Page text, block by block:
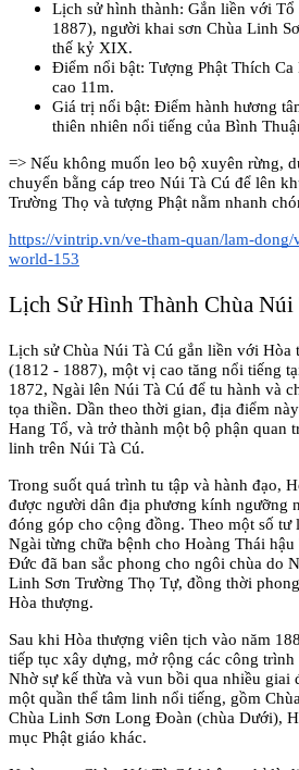
Lịch sử hình thành: Gắn liền với
1887), người khai sơn Chùa Linh
thế kỷ XIX.
Điểm nổi bật: Tượng Phật Thích
cao 11m.
Giá trị nổi bật: Điểm hành hương
thiên nhiên nổi tiếng của Bình
=> Nếu không muốn leo bộ xuyên rừng,
chuyển bằng cáp treo Núi Tà Cú để lên
Trường Thọ và tượng Phật nằm nhanh
https://vintrip.vn/ve-tham-quan/lam-dong/
world-153
Lịch Sử Hình Thành Chùa Núi
Lịch sử Chùa Núi Tà Cú gắn liền với Hòa
(1812 - 1887), một vị cao tăng nổi tiếng
1872, Ngài lên Núi Tà Cú để tu hành và
tọa thiền. Dần theo thời gian, địa điểm
Hang Tổ, và trở thành một bộ phận quan
linh trên Núi Tà Cú.
Trong suốt quá trình tu tập và hành đạo,
được người dân địa phương kính ngưỡng
đóng góp cho cộng đồng. Theo một số tư
Ngài từng chữa bệnh cho Hoàng Thái
Đức đã ban sắc phong cho ngôi chùa do
Linh Sơn Trường Thọ Tự, đồng thời
Hòa thượng.
Sau khi Hòa thượng viên tịch vào năm
tiếp tục xây dựng, mở rộng các công
Nhờ sự kế thừa và vun bồi qua nhiều giai
một quần thể tâm linh nổi tiếng, gồm
Chùa Linh Sơn Long Đoàn (chùa Dưới),
mục Phật giáo khác.